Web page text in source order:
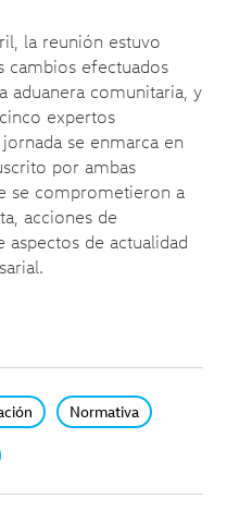
la reunión estuvo
cambios efectuados
aduanera comunitaria, y
expertos
se enmarca en
por ambas
se comprometieron a
acciones de
de actualidad
Normativa